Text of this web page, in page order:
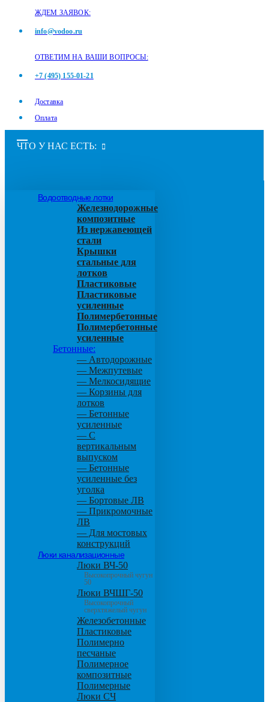
ЖДЕМ ЗАЯВОК:
info@vodoo.ru
ОТВЕТИМ НА ВАШИ ВОПРОСЫ:
+7 (495) 155-01-21
Доставка
Оплата
ЧТО У НАС ЕСТЬ:
Водоотводные лотки
Железнодорожные
композитные
Из нержавеющей
стали
Крышки
стальные для
лотков
Пластиковые
Пластиковые
усиленные
Полимербетонные
Полимербетонные
усиленные
Бетонные:
— Автодорожные
— Межпутевые
— Мелкосидящие
— Корзины для
лотков
— Бетонные
усиленные
— С
вертикальным
выпуском
— Бетонные
усиленные без
уголка
— Бортовые ЛВ
— Прикромочные
ЛВ
— Для мостовых
конструкций
Люки канализационные
Люки ВЧ-50
Высокопрочный чугун
50
Люки ВЧШГ-50
Высокопрочный
сверхтяжелый чугун
Железобетонные
Пластиковые
Полимерно
песчаные
Полимерное
композитные
Полимерные
Люки СЧ